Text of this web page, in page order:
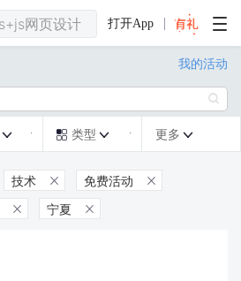
打开App
我的活动

  类型  更多 
技术  免费活动 
 宁夏 